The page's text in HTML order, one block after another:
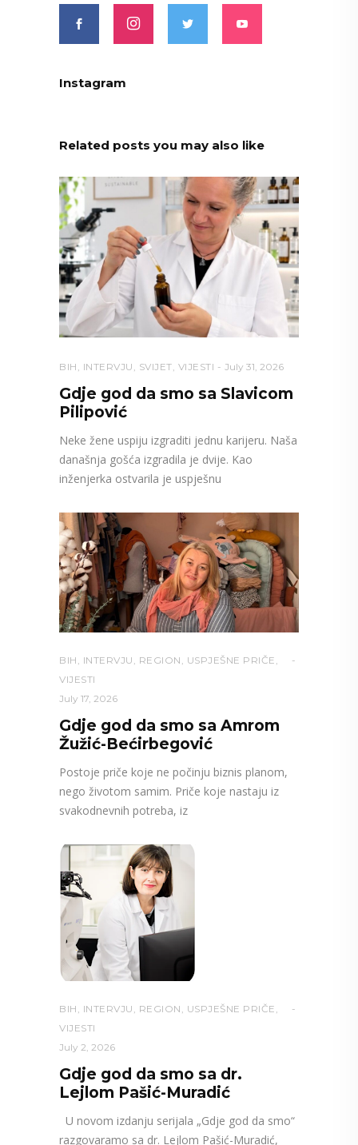
Instagram
Related posts you may also like
BIH INTERVJU SVIJET VIJESTI July 31, 2026
Gdje god da smo sa Slavicom
Pilipović
Neke žene uspiju izgraditi jednu karijeru. Naša
današnja gošća izgradila je dvije. Kao
inženjerka ostvarila je uspješnu
BIH INTERVJU REGION USPJEŠNE PRIČE
VIJESTI
July 17, 2026
Gdje god da smo sa Amrom
Žužić-Bećirbegović
Postoje priče koje ne počinju biznis planom,
nego životom samim. Priče koje nastaju iz
svakodnevnih potreba, iz
BIH INTERVJU REGION USPJEŠNE PRIČE
VIJESTI
July 2, 2026
Gdje god da smo sa dr.
Lejlom Pašić-Muradić
U novom izdanju serijala „Gdje god da smo“
razgovaramo sa dr. Lejlom Pašić-Muradić,